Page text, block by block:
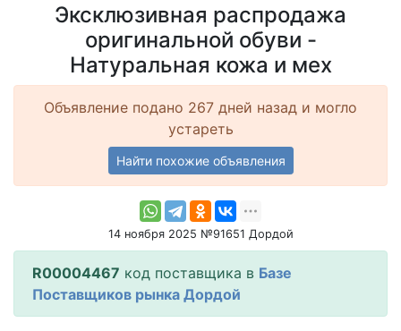
Эксклюзивная распродажа
оригинальной обуви -
Натуральная кожа и мех
Объявление подано 267 дней назад и могло
устареть
Найти похожие объявления
14 ноября 2025 №91651 Дордой
R00004467 код поставщика в Базе
Поставщиков рынка Дордой